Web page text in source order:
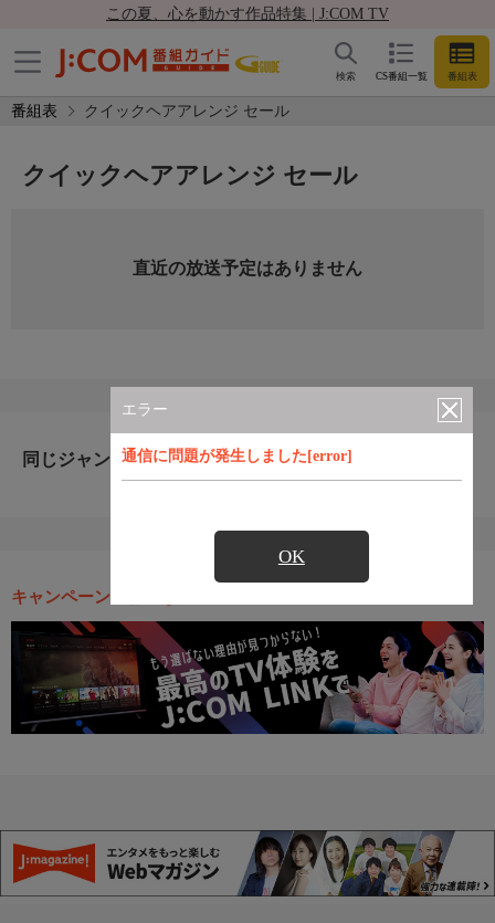
この夏、心を動かす作品特集 | J:COM TV
CS番組一覧 番組表
検索
番組表 クイックヘアアレンジ セール
エラー
通信に問題が発生しました[error]
OK
クイックヘアアレンジ セール
直近の放送予定はありません
同じジャンルのおすすめ番組
キャンペーン・お得な情報